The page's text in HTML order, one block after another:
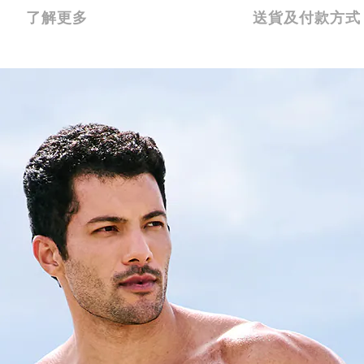
了解更多 送貨及付款方式